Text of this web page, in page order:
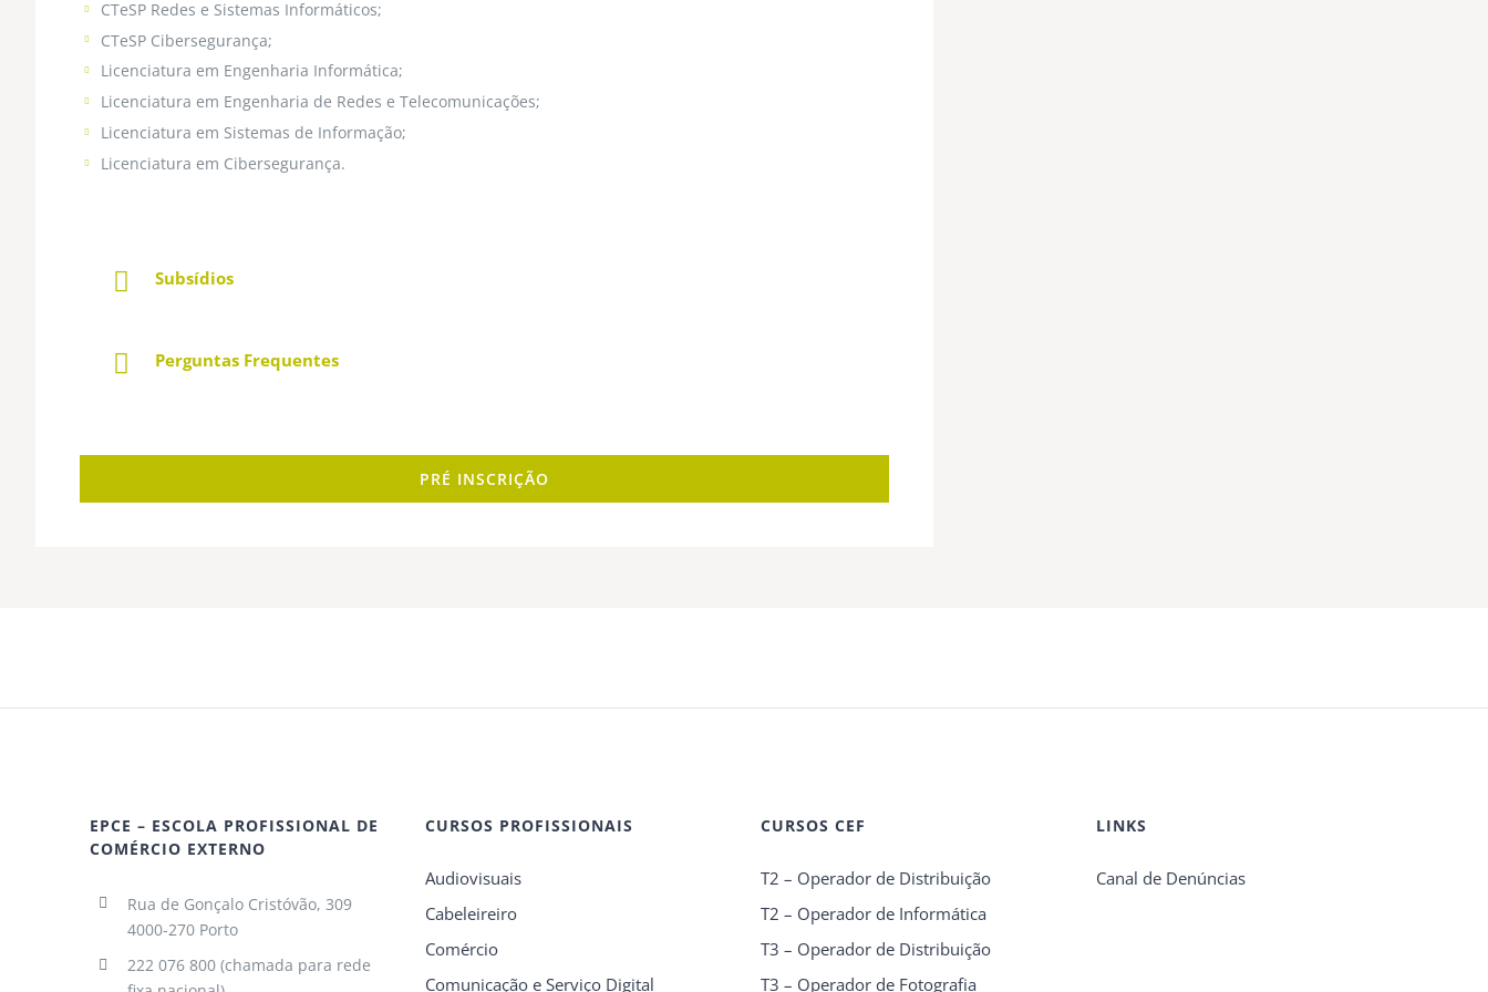
CTeSP Redes e Sistemas Informáticos;
CTeSP Cibersegurança;
Licenciatura em Engenharia Informática;
Licenciatura em Engenharia de Redes e Telecomunicações;
Licenciatura em Sistemas de Informação;
Licenciatura em Cibersegurança.
Subsídios
Perguntas Frequentes
PRÉ INSCRIÇÃO
EPCE – ESCOLA PROFISSIONAL DE
COMÉRCIO EXTERNO
Rua de Gonçalo Cristóvão, 309
4000-270 Porto
222 076 800 (chamada para rede
CURSOS PROFISSIONAIS
Audiovisuais
Cabeleireiro
Comércio
Comunicação e Serviço Digital
CURSOS CEF
T2 – Operador de Distribuição
T2 – Operador de Informática
T3 – Operador de Distribuição
T3 – Operador de Fotografia
LINKS
Canal de Denúncias